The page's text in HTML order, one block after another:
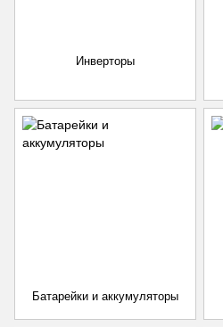
Инверторы
Батарейки и аккумуляторы